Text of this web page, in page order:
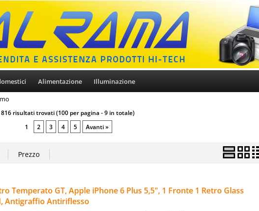
Alimentazione Illuminazione
816 risultati trovati (100 per pagina - 9 in totale)
1
2 3 4 5 Avanti »
Temperato GT, Apple iPhone 6 Plus 5,5", 1 Fronte 1 Retro Glass
Antigraffio Antiriflesso